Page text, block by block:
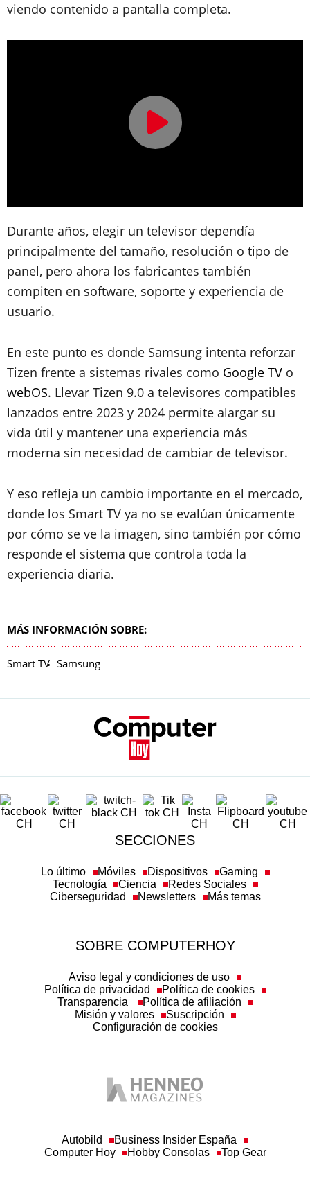
viendo contenido a pantalla completa.
Durante años, elegir un televisor dependía
principalmente del tamaño, resolución o tipo de
panel, pero ahora los fabricantes también
compiten en software, soporte y experiencia de
usuario.
En este punto es donde Samsung intenta reforzar
Tizen frente a sistemas rivales como Google TV o
webOS. Llevar Tizen 9.0 a televisores compatibles
lanzados entre 2023 y 2024 permite alargar su
vida útil y mantener una experiencia más
moderna sin necesidad de cambiar de televisor.
Y eso refleja un cambio importante en el mercado,
donde los Smart TV ya no se evalúan únicamente
por cómo se ve la imagen, sino también por cómo
responde el sistema que controla toda la
experiencia diaria.
MÁS INFORMACIÓN SOBRE:
Smart TV Samsung
SECCIONES
Lo último Móviles Dispositivos
Gaming
Tecnología
Ciencia
Redes Sociales
Ciberseguridad
Newsletters Más temas
SOBRE COMPUTERHOY
Aviso legal y condiciones de uso
Política de privacidad
Política de cookies
Transparencia
Política de afiliación
Misión y valores
Suscripción
Configuración de cookies
Autobild
Business Insider España
Computer Hoy
Hobby Consolas Top Gear